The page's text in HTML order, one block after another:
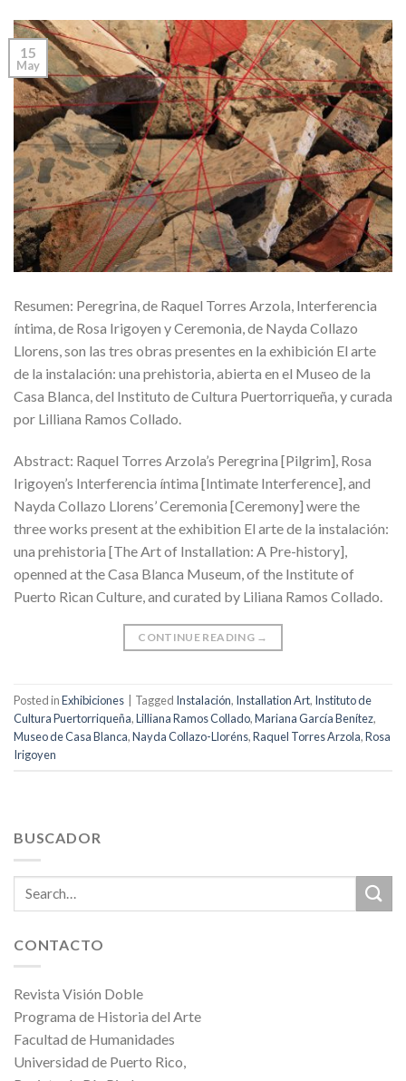
15
May
Resumen: Peregrina, de Raquel Torres Arzola, Interferencia
íntima, de Rosa Irigoyen y Ceremonia, de Nayda Collazo
Llorens, son las tres obras presentes en la exhibición El arte
de la instalación: una prehistoria, abierta en el Museo de la
Casa Blanca, del Instituto de Cultura Puertorriqueña, y curada
por Lilliana Ramos Collado.
Abstract: Raquel Torres Arzola’s Peregrina [Pilgrim], Rosa
Irigoyen’s Interferencia íntima [Intimate Interference], and
Nayda Collazo Llorens’ Ceremonia [Ceremony] were the
three works present at the exhibition El arte de la instalación:
una prehistoria [The Art of Installation: A Pre-history],
openned at the Casa Blanca Museum, of the Institute of
Puerto Rican Culture, and curated by Liliana Ramos Collado.
CONTINUE READING →
Posted inExhibiciones Tagged Instalación, Installation Art, Instituto de
Cultura Puertorriqueña,Lilliana Ramos Collado,Mariana García Benítez,
Museo de Casa Blanca,Nayda Collazo-Lloréns,Raquel Torres Arzola,Rosa
Irigoyen
BUSCADOR
CONTACTO
Revista Visión Doble
Programa de Historia del Arte
Facultad de Humanidades
Universidad de Puerto Rico,